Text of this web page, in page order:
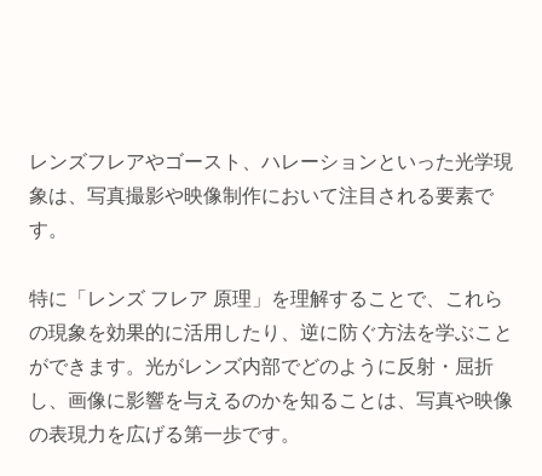
レンズフレアやゴースト、ハレーションといった光学現
象は、写真撮影や映像制作において注目される要素で
す。
特に「レンズ フレア 原理」を理解することで、これら
の現象を効果的に活用したり、逆に防ぐ方法を学ぶこと
ができます。光がレンズ内部でどのように反射・屈折
し、画像に影響を与えるのかを知ることは、写真や映像
の表現力を広げる第一歩です。